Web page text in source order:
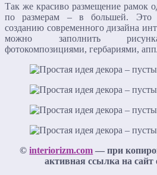
Так же красиво размещение рамок
по размерам – в большей. Это
созданию современного дизайна
можно заполнить
фотокомпозициями, гербариями,
©interiorizm.com — при
активная ссылка на сайт